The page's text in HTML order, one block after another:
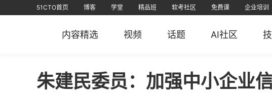
51CTO首页 博客 学堂 精品班 软考社区 免费课 企业培训
内容精选 视频 话题 AI社区
朱建民委员：加强中小企业